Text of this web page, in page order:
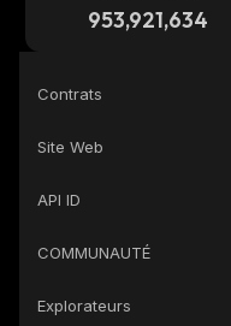
953,921,634
Contrats
Site Web
API ID
COMMUNAUTÉ
Explorateurs